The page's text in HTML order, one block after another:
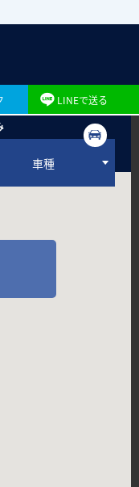
LINEで送る
車種